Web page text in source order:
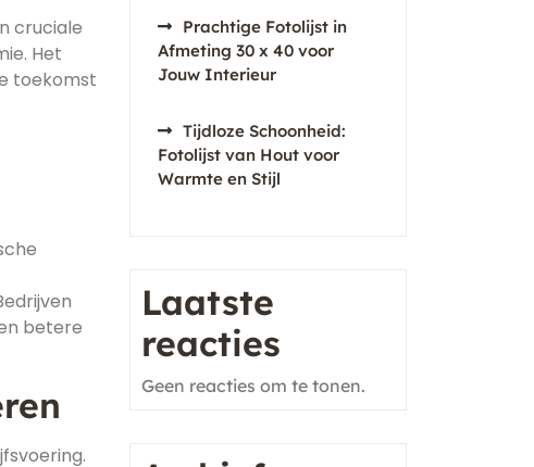
cruciale
Het
toekomst
betere
Prachtige Fotolijst in
Afmeting 30 x 40 voor
Jouw Interieur
Tijdloze Schoonheid:
Fotolijst van Hout voor
Warmte en Stijl
Laatste
reacties
Geen reacties om te tonen.